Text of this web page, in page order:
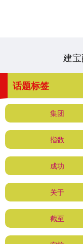
建
话题标签
集团
指数
成功
关于
截至